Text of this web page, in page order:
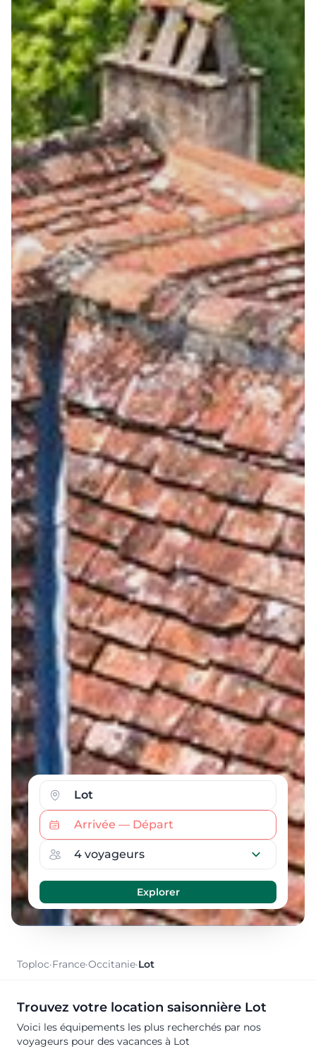
Toploc·France·Occitanie·Lot
Trouvez votre location saisonnière Lot
Voici les équipements les plus recherchés par nos
voyageurs pour des vacances à Lot